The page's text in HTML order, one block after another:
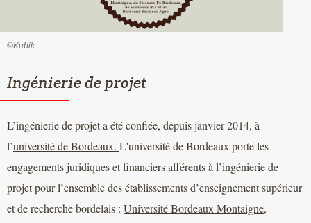
©Kubik
Ingénierie de projet
L’ingénierie de projet a été confiée, depuis janvier 2014, à
l’université de Bordeaux. L'université de Bordeaux porte les
engagements juridiques et financiers afférents à l’ingénierie de
projet pour l’ensemble des établissements d’enseignement supérieur
et de recherche bordelais : Université Bordeaux Montaigne,